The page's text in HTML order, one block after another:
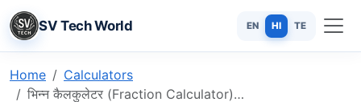
SV Tech World EN HI TE
Home
Calculators
भिन्न कैलकुलेटर (Fraction Calculator): भिन्नों का जोड़, घटाव, गुणा और भाग